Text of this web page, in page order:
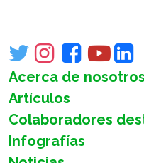
Acerca de nosotros
Artículos
Colaboradores
Infografías